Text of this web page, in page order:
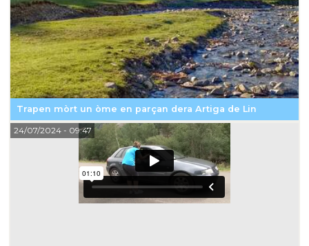
Trapen mòrt un òme en parçan dera Artiga de Lin
24/07/2024- 09:47